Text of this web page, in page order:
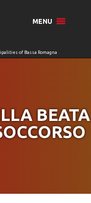
MENU
BEATA